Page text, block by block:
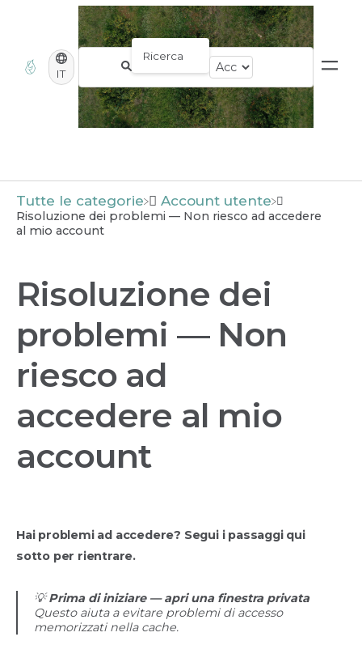
IT
Tutte le categorie ​Account utente
Risoluzione dei problemi — Non riesco ad accedere
al mio account
Risoluzione dei
problemi — Non
riesco ad
accedere al mio
account
Hai problemi ad accedere? Segui i passaggi qui
sotto per rientrare.
💡Prima di iniziare — apri una finestra privata
Questo aiuta a evitare problemi di accesso
memorizzati nella cache.